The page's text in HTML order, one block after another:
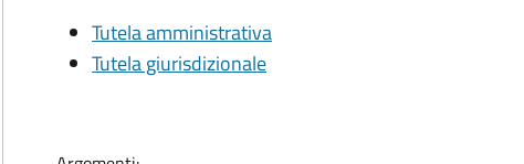
Tutela amministrativa
Tutela giurisdizionale